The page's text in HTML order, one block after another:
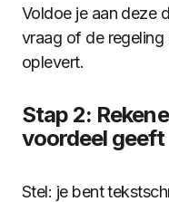
Voldoe je aan deze
vraag of de
oplevert.
Stap 2:
voordeel geeft
Stel: je bent